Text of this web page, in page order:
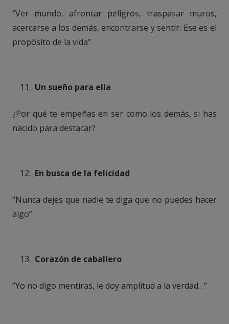
“Ver mundo, afrontar peligros, traspasar muros,
acercarse a los demás, encontrarse y sentir. Ese es el
propósito de la vida”
Un sueño para ella
¿Por qué te empeñas en ser como los demás, si has
nacido para destacar?
En busca de la felicidad
“Nunca dejes que nadie te diga que no puedes hacer
algo”
Corazón de caballero
“Yo no digo mentiras, le doy amplitud a la verdad…”